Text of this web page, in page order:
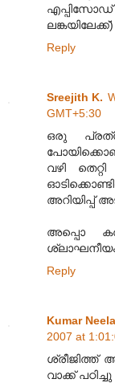
ലങ്കയിലേക്ക്)
Reply
Sreejith K.
GMT+5:30
ഒരു
വഴി
അറിയിപ്പ്
അപ്പൊ
Reply
Kumar
2007 at
ശ്രീജിത്ത്
വാക്ക്